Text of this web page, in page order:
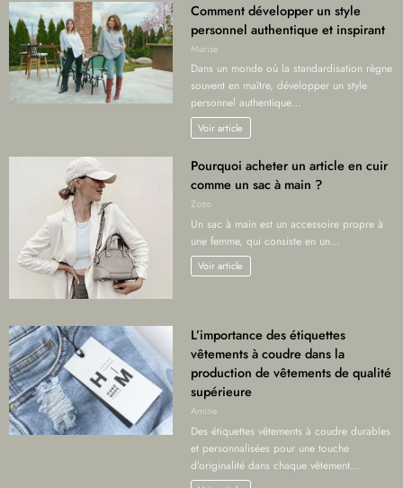
Comment développer un style
personnel authentique et inspirant
Marise
Dans un monde où la standardisation règne
souvent en maître, développer un style
personnel authentique…
Voir article
Pourquoi acheter un article en cuir
comme un sac à main ?
Zozo
Un sac à main est un accessoire propre à
une femme, qui consiste en un…
Voir article
L’importance des étiquettes
vêtements à coudre dans la
production de vêtements de qualité
supérieure
Amine
Des étiquettes vêtements à coudre durables
et personnalisées pour une touche
d’originalité dans chaque vêtement…